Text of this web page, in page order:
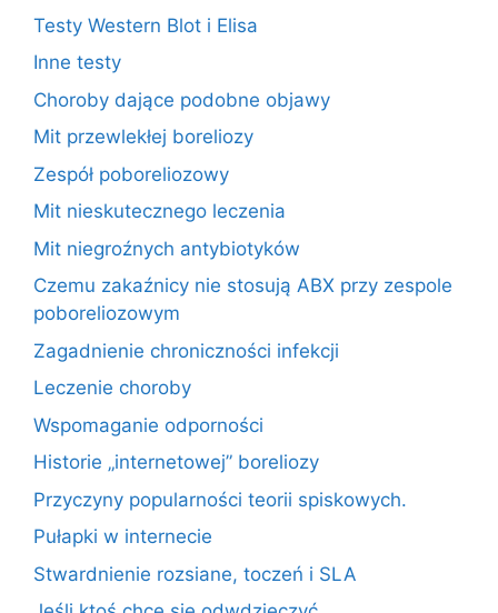
Testy Western Blot i Elisa
Inne testy
Choroby dające podobne objawy
Mit przewlekłej boreliozy
Zespół poboreliozowy
Mit nieskutecznego leczenia
Mit niegroźnych antybiotyków
Czemu zakaźnicy nie stosują ABX przy zespole
poboreliozowym
Zagadnienie chroniczności infekcji
Leczenie choroby
Wspomaganie odporności
Historie „internetowej” boreliozy
Przyczyny popularności teorii spiskowych.
Pułapki w internecie
Stwardnienie rozsiane, toczeń i SLA